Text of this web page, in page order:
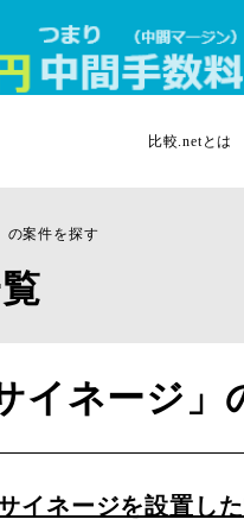
比較.netとは
の案件を探す
イネージ」
イネージを設置し